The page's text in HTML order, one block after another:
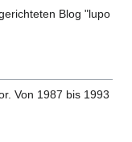
Blog "lupo
Von 1987 bis 1993